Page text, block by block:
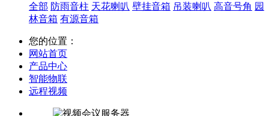
全部 防雨音柱 天花喇叭 壁挂音箱 吊装喇叭 高音号角 园
林音箱 有源音箱
您的位置：
网站首页
产品中心
智能物联
远程视频